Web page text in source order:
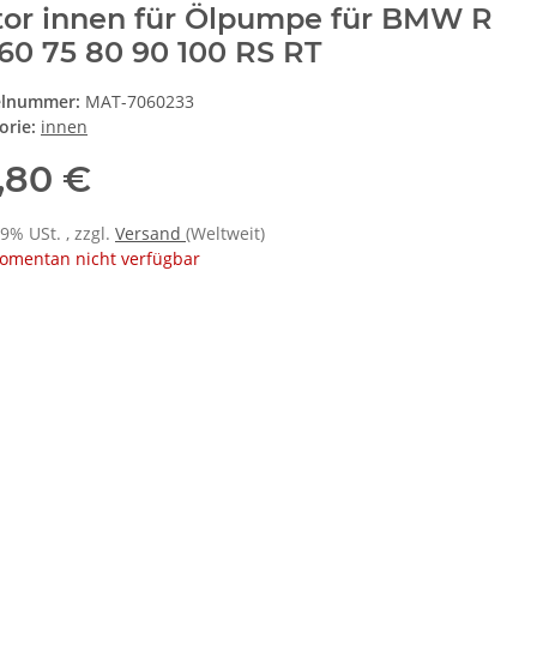
innen für Ölpumpe für BMW R
75 80 90 100 RS RT
MAT-7060233
innen
€
USt. , zzgl. Versand (Weltweit)
nicht verfügbar